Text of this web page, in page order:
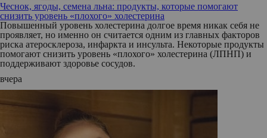
Чеснок, ягоды, семена льна: продукты, которые помогают
снизить уровень «плохого» холестерина
Повышенный уровень холестерина долгое время никак себя не
проявляет, но именно он считается одним из главных факторов
риска атеросклероза, инфаркта и инсульта. Некоторые продукты
помогают снизить уровень «плохого» холестерина (ЛПНП) и
поддерживают здоровье сосудов.
вчера